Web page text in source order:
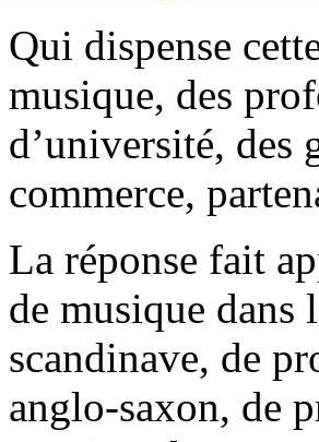
Qui dispense
musique, des
d’université, des
commerce,
La réponse fait
de musique dans
scandinave, de
anglo-saxon, de